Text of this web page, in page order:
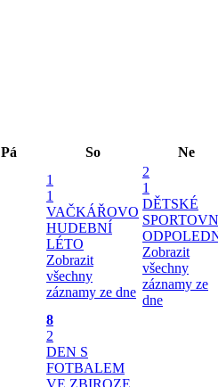
Pá So Ne
1
1
VAČKÁŘOVO
HUDEBNÍ
LÉTO
Zobrazit
všechny
záznamy ze dne
2
1
DĚTSKÉ
Zobrazit
všechny
záznamy ze
dne
8
2
DEN S
FOTBALEM
VE ZBIROZE